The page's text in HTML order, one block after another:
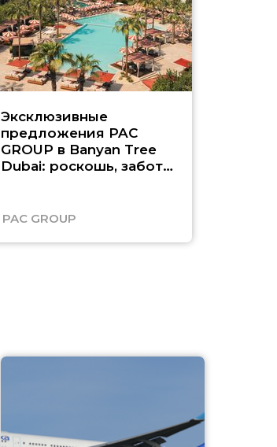
Эксклюзивные
предложения PAC
GROUP в Banyan Tree
Dubai: роскошь, забота
PAC GROUP